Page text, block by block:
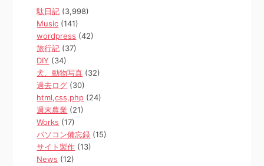
駄日記 (3,998)
Music (141)
wordpress (42)
旅行記 (37)
DIY (34)
犬、動物写真 (32)
過去ログ (30)
html,css,php (24)
週末農業 (21)
Works (17)
パソコン備忘録 (15)
サイト製作 (13)
News (12)